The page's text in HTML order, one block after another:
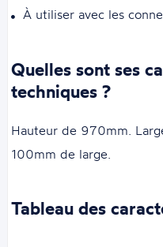
À utiliser avec les
Quelles sont ses
techniques ?
Hauteur de 970mm.
100mm de large.
Tableau des